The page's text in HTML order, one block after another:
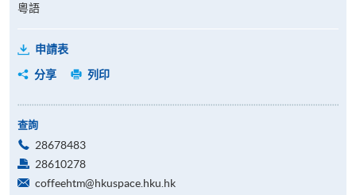
粵語
申請表
分享
列印
查詢
28678483
28610278
coffeehtm@hkuspace.hku.hk